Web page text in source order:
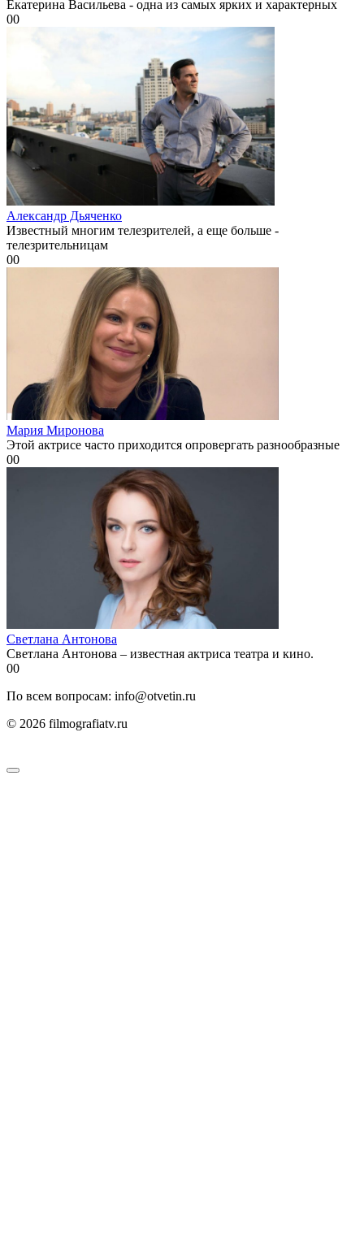
Екатерина Васильева - одна из самых ярких и характерных
00
Александр Дьяченко
Известный многим телезрителей, а еще больше -
телезрительницам
00
Мария Миронова
Этой актрисе часто приходится опровергать разнообразные
00
Светлана Антонова
Светлана Антонова – известная актриса театра и кино.
00
По всем вопросам: info@otvetin.ru
© 2026 filmografiatv.ru